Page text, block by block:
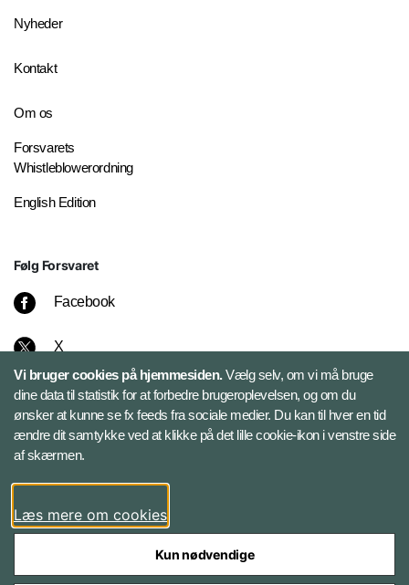
Nyheder
Kontakt
Om os
Forsvarets
Whistleblowerordning
English Edition
Følg Forsvaret
Facebook
X
Instagram
Bluesky
LinkedIn
Vi bruger cookies på hjemmesiden.Vælg selv, om vi må bruge
dine data til statistik for at forbedre brugeroplevelsen, og om du
ønsker at kunne se fx feeds fra sociale medier. Du kan til hver en tid
ændre dit samtykke ved at klikke på det lille cookie-ikon i venstre side
af skærmen.
Læs mere om cookies
Kun nødvendige